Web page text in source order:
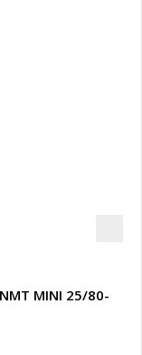
MINI 25/80-